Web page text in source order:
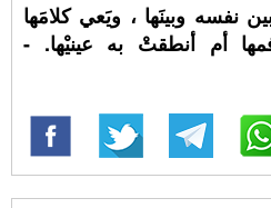
نفسه وبينَها ، ويَعي كلامَها
أم أنطقتْ به عينيْها. -